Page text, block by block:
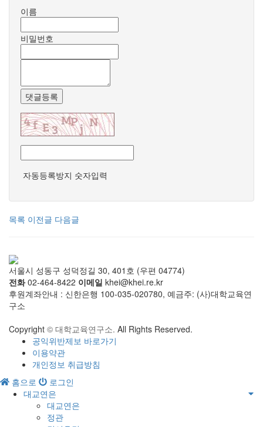
이름
비밀번호
댓글등록
자동등록방지 숫자입력
목록 이전글 다음글
서울시 성동구 성덕정길 30, 401호 (우편 04774)
전화02-464-8422 이메일 khei@khei.re.kr
후원계좌안내 : 신한은행 100-035-020780, 예금주: (사)대학교육연
구소
Copyright © 대학교육연구소. All Rights Reserved.
공익위반제보 바로가기
이용약관
개인정보 취급방침
홈으로
로그인
대교연은
대교연은
정관